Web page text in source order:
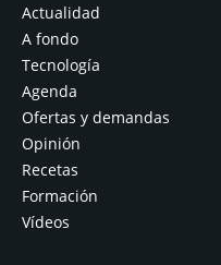
Actualidad
A fondo
Tecnología
Agenda
Ofertas y demandas
Opinión
Recetas
Formación
Vídeos